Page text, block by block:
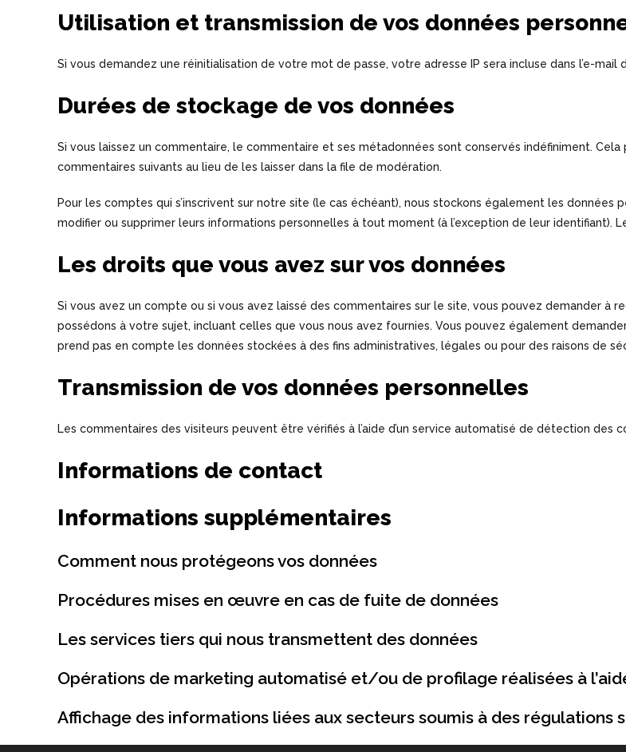
Utilisation et transmission de vos données
Si vous demandez une réinitialisation de votre mot de passe, votre adresse IP sera incluse dans l’e-mail
Durées de stockage de vos données
Si vous laissez un commentaire, le commentaire et ses métadonnées sont conservés indéfiniment.
commentaires suivants au lieu de les laisser dans la file de modération.
Pour les comptes qui s’inscrivent sur notre site (le cas échéant), nous stockons également les
modifier ou supprimer leurs informations personnelles à tout moment (à l’exception de leur identifiant).
Les droits que vous avez sur vos données
Si vous avez un compte ou si vous avez laissé des commentaires sur le site, vous pouvez demander à
possédons à votre sujet, incluant celles que vous nous avez fournies. Vous pouvez également
prend pas en compte les données stockées à des fins administratives, légales ou pour des raisons de
Transmission de vos données personnelles
Les commentaires des visiteurs peuvent être vérifiés à l’aide d’un service automatisé de détection des
Informations de contact
Informations supplémentaires
Comment nous protégeons vos données
Procédures mises en œuvre en cas de fuite de données
Les services tiers qui nous transmettent des données
Opérations de marketing automatisé et/ou de profilage réalisées à
Affichage des informations liées aux secteurs soumis à des régulations